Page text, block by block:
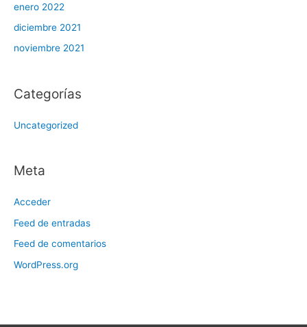
enero 2022
diciembre 2021
noviembre 2021
Categorías
Uncategorized
Meta
Acceder
Feed de entradas
Feed de comentarios
WordPress.org